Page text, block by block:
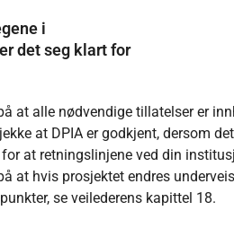
i
det seg klart for
at alle nødvendige tillatelser er
at DPIA er godkjent, dersom
at retningslinjene ved din
at hvis prosjektet endres
se veilederens kapittel 18.